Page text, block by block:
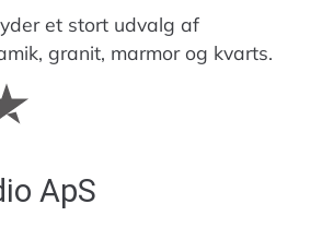
et stort udvalg af
granit, marmor og kvarts.
ApS